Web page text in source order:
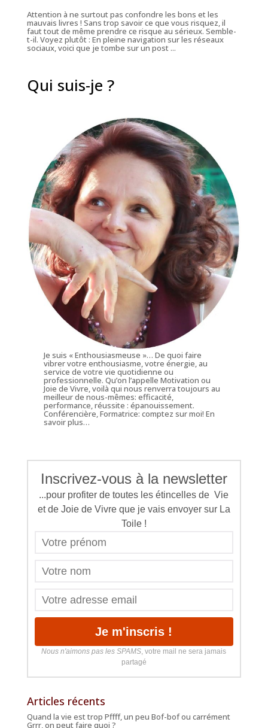
Attention à ne surtout pas confondre les bons et les
mauvais livres ! Sans trop savoir ce que vous risquez, il
faut tout de même prendre ce risque au sérieux. Semble-
t-il. Voyez plutôt : En pleine navigation sur les réseaux
sociaux, voici que je tombe sur un post ...
Qui suis-je ?
Je suis « Enthousiasmeuse »… De quoi faire
vibrer votre enthousiasme, votre énergie, au
service de votre vie quotidienne ou
professionnelle. Qu’on l’appelle Motivation ou
Joie de Vivre, voilà qui nous renverra toujours au
meilleur de nous-mêmes: efficacité,
performance, réussite : épanouissement.
Conférencière, Formatrice: comptez sur moi!En
savoir plus…
Inscrivez-vous à la newsletter
...pour profiter de toutes les étincelles de Vie
et de Joie de Vivre que je vais envoyer sur La
Toile !
Nous n'aimons pas les SPAMS, votre mail ne sera jamais
partagé
Articles récents
Quand la vie est trop Pffff, un peu Bof-bof ou carrément
Grrr, on peut faire quoi ?